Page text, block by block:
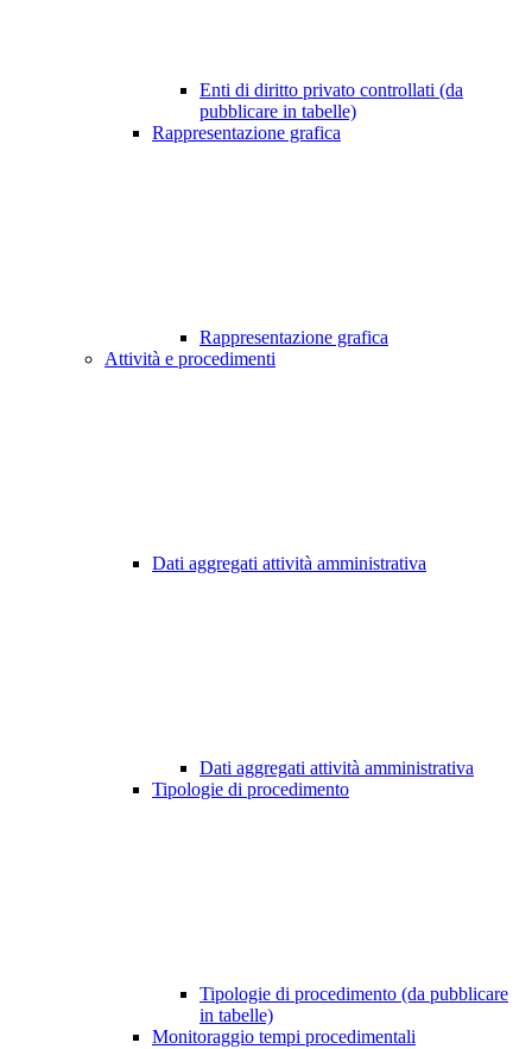
Enti di diritto privato controllati (da
pubblicare in tabelle)
Rappresentazione grafica
Rappresentazione grafica
Attività e procedimenti
Dati aggregati attività amministrativa
Dati aggregati attività amministrativa
Tipologie di procedimento
Tipologie di procedimento (da pubblicare
in tabelle)
Monitoraggio tempi procedimentali